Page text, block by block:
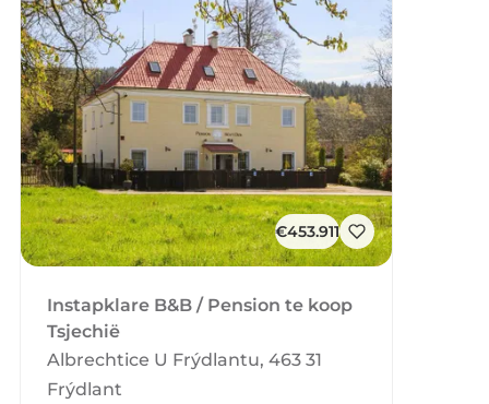
€453.911
Instapklare B&B / Pension te koop
Tsjechië
Albrechtice U Frýdlantu, 463 31
Frýdlant